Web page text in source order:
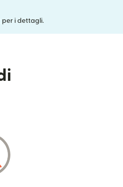
(si apre in una nuova finestra)
per i dettagli.